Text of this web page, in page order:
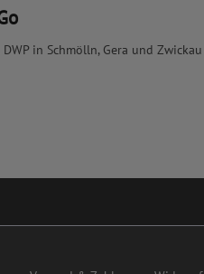
in Schmölln, Gera und Zwickau